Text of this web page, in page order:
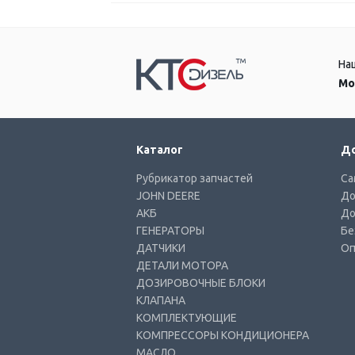
Каталог
Рубрикатор запчастей
JOHN DEERE
АКБ
ГЕНЕРАТОРЫ
ДАТЧИКИ
ДЕТАЛИ МОТОРА
ДОЗИРОВОЧНЫЕ БЛОКИ
КЛАПАНА
КОМПЛЕКТУЮЩИЕ
КОМПРЕССОРЫ КОНДИЦИОНЕРА